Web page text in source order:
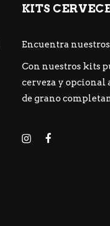
KITS
Encuentra
Con nuestros kits
cerveza y opcional
de grano